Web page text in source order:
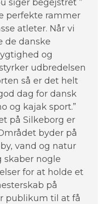
siger begejstret ”
perfekte rammer
atleter. Når vi
de danske
og
udbredelsen
så er det helt
dag for dansk
og kajak sport.”
på Silkeborg er
byder på
vand og natur
skaber nogle
for at holde et
på
publikum til at få